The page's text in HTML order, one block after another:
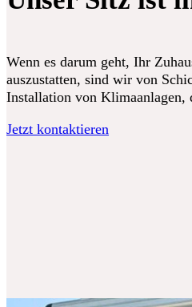
Wenn es darum geht, Ihr
auszustatten, sind wir von
Installation von Klimaanlagen,
Jetzt kontaktieren